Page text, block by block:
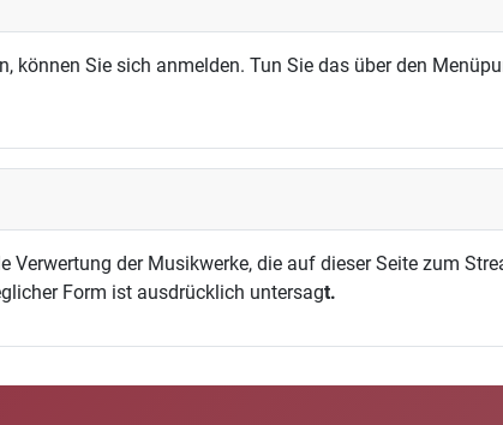
Sie sich anmelden. Tun Sie das über den
der Musikwerke, die auf dieser Seite zum
Form ist ausdrücklich untersagt.